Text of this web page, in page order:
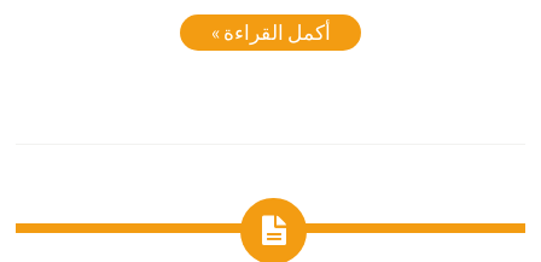
أكمل القراءة »